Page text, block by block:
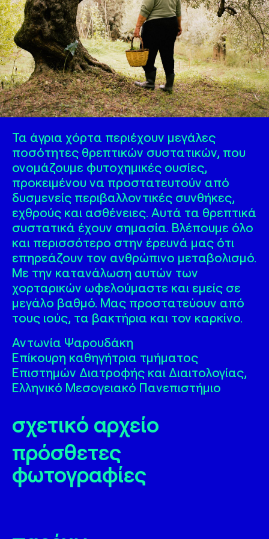
Τα άγρια χόρτα περιέχουν μεγάλες
ποσότητες θρεπτικών συστατικών, που
ονομάζουμε φυτοχημικές ουσίες,
προκειμένου να προστατευτούν από
δυσμενείς περιβαλλοντικές συνθήκες,
εχθρούς και ασθένειες. Αυτά τα θρεπτικά
συστατικά έχουν σημασία. Βλέπουμε όλο
και περισσότερο στην έρευνά μας ότι
επηρεάζουν τον ανθρώπινο μεταβολισμό.
Με την κατανάλωση αυτών των
χορταρικών ωφελούμαστε και εμείς σε
μεγάλο βαθμό. Μας προστατεύουν από
τους ιούς, τα βακτήρια και τον καρκίνο.
Αντωνία Ψαρουδάκη
Επίκουρη καθηγήτρια τμήματος
Επιστημών Διατροφής και Διαιτολογίας,
Ελληνικό Μεσογειακό Πανεπιστήμιο
σχετικό αρχείο
πρόσθετες
φωτογραφίες